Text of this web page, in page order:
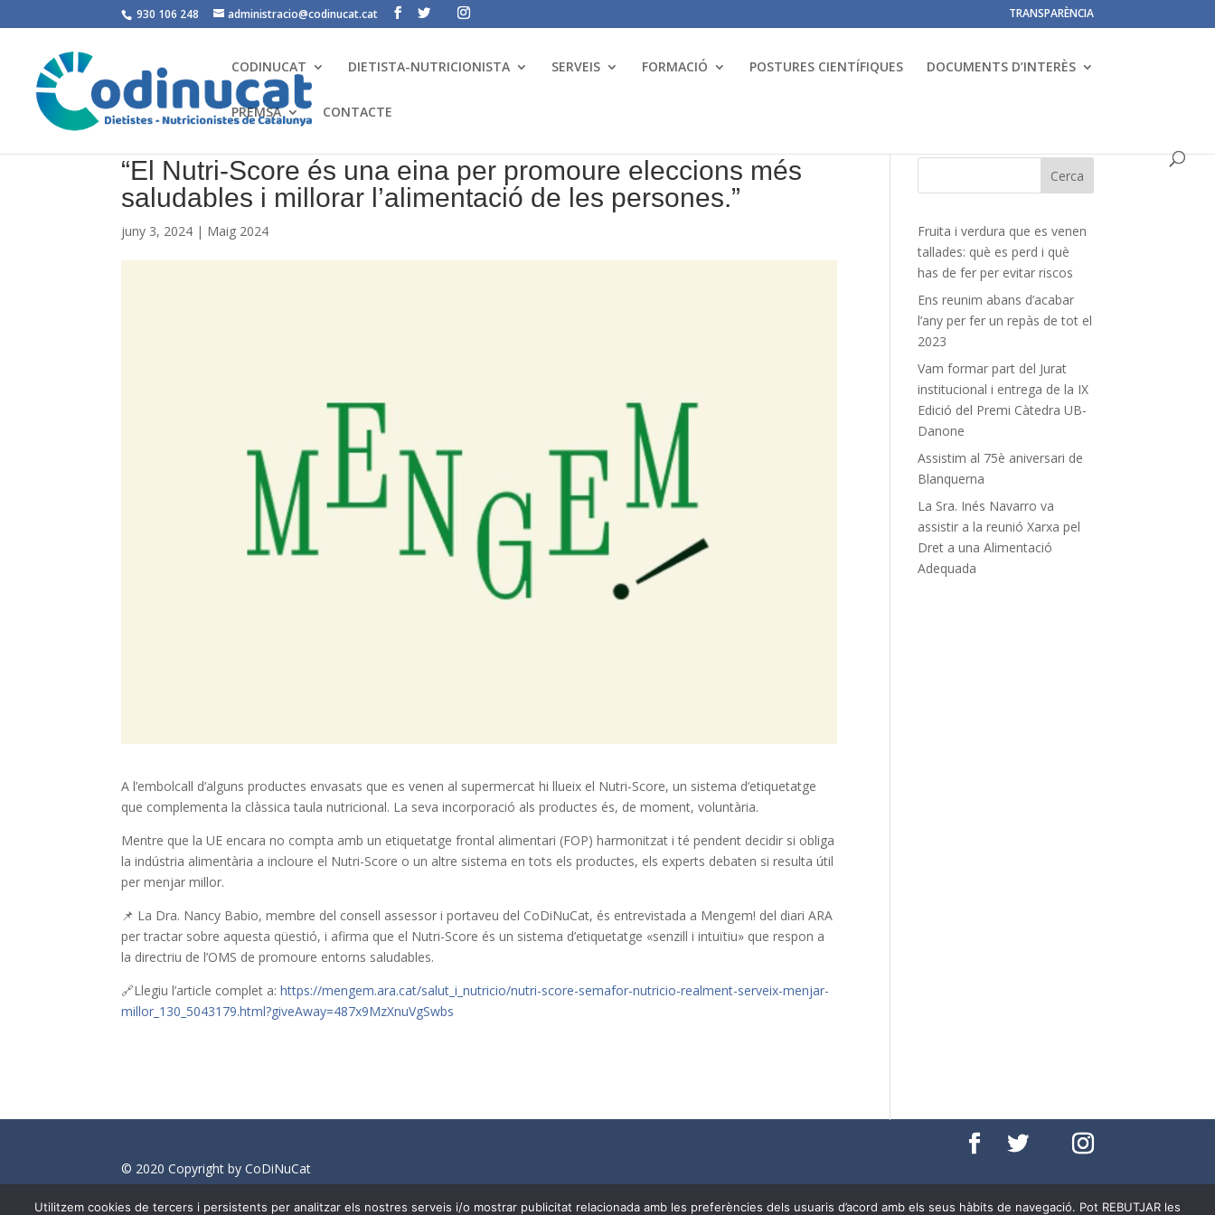
930 106 248 administracio@codinucat.cat TRANSPARÈNCIA
CODINUCAT DIETISTA-NUTRICIONISTA SERVEIS FORMACIÓ POSTURES CIENTÍFIQUES DOCUMENTS D’INTERÈS
PREMSA CONTACTE
“El Nutri-Score és una eina per promoure eleccions més
saludables i millorar l’alimentació de les persones.”
juny 3, 2024 | Maig 2024
A l’embolcall d’alguns productes envasats que es venen al supermercat hi llueix el Nutri-Score, un sistema d’etiquetatge
que complementa la clàssica taula nutricional. La seva incorporació als productes és, de moment, voluntària.
Mentre que la UE encara no compta amb un etiquetatge frontal alimentari (FOP) harmonitzat i té pendent decidir si obliga
la indústria alimentària a incloure el Nutri-Score o un altre sistema en tots els productes, els experts debaten si resulta útil
per menjar millor.
📌 La Dra. Nancy Babio, membre del consell assessor i portaveu del CoDiNuCat, és entrevistada a Mengem! del diari ARA
per tractar sobre aquesta qüestió, i afirma que el Nutri-Score és un sistema d’etiquetatge «senzill i intuïtiu» que respon a
la directriu de l’OMS de promoure entorns saludables.
🔗Llegiu l’article complet a:https://mengem.ara.cat/salut_i_nutricio/nutri-score-semafor-nutricio-realment-serveix-menjar-
millor_130_5043179.html?giveAway=487x9MzXnuVgSwbs
Fruita i verdura que es venen
tallades: què es perd i què
has de fer per evitar riscos
Ens reunim abans d’acabar
l’any per fer un repàs de tot el
2023
Vam formar part del Jurat
institucional i entrega de la IX
Edició del Premi Càtedra UB-
Danone
Assistim al 75è aniversari de
Blanquerna
La Sra. Inés Navarro va
assistir a la reunió Xarxa pel
Dret a una Alimentació
Adequada
© 2020 Copyright by CoDiNuCat
info@medianeeds.es| Dissenyat perMedia Needs| Tots els drets reservats aCoDiNuCat |Avís legal|Avís per cookies
Utilitzem cookies de tercers i persistents per analitzar els nostres serveis i/o mostrar publicitat relacionada amb les preferències dels usuaris d’acord amb els seus hàbits de navegació. Pot REBUTJAR les